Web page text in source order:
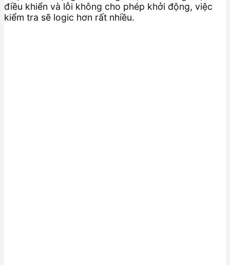
điều khiển và lỗi không cho phép khởi động, việc
kiểm tra sẽ logic hơn rất nhiều.